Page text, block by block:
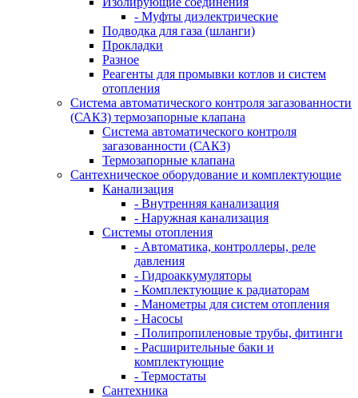
- Муфты диэлектрические
Подводка для газа (шланги)
Прокладки
Разное
Реагенты для промывки котлов и систем
отопления
Система автоматического контроля загазованности
(САКЗ) термозапорные клапана
Система автоматического контроля
загазованности (САКЗ)
Термозапорные клапана
Сантехническое оборудование и комплектующие
Канализация
- Внутренняя канализация
- Наружная канализация
Системы отопления
- Автоматика, контроллеры, реле
давления
- Гидроаккумуляторы
- Комплектующие к радиаторам
- Манометры для систем отопления
- Насосы
- Полипропиленовые трубы, фитинги
- Расширительные баки и
комплектующие
- Термостаты
Сантехника